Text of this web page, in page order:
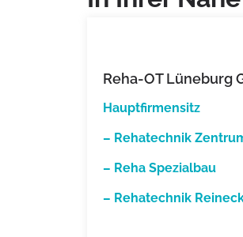
Reha-OT Lüneburg
Hauptfirmensitz
– Rehatechnik
– Reha Spezialbau
– Rehatechnik